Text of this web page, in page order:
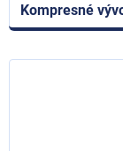
Kompresné